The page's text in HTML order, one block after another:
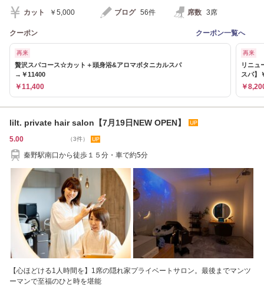
カット ￥5,000 ブログ 56件 席数 3席
クーポン クーポン一覧へ
再来
贅沢スパコース☆カット＋頭身浴&アロマボタニカルスパ
→￥11400
￥11,400
再来
リニュ
スパ】
￥
lilt. private hair salon【7月19日NEW OPEN】
5.00 （3件）
秦野駅南口から徒歩１５分・車で約5分
【心ほどける1人時間を】1席の隠れ家プライベートサロン。最後までマンツ
ーマンで至福のひと時を堪能